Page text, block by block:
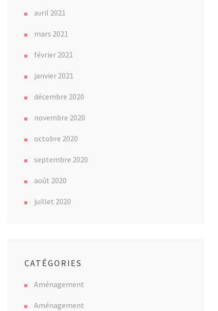
avril 2021
mars 2021
février 2021
janvier 2021
décembre 2020
novembre 2020
octobre 2020
septembre 2020
août 2020
juillet 2020
CATÉGORIES
Aménagement
Aménagement